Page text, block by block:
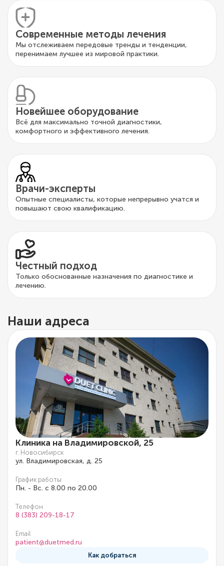
Современные методы лечения
Мы отслеживаем передовые тренды и тенденции,
перенимаем лучшее из мировой практики.
Новейшее оборудование
Всё для максимально точной диагностики,
комфортного и эффективного лечения.
Врачи-эксперты
Опытные специалисты, которые непрерывно учатся и
повышают свою квалификацию.
Честный подход
Только обоснованные назначения по диагностике и
лечению.
Наши адреса
Клиника на Владимировской, 25
г. Новосибирск
ул. Владимировская, д. 25
График работы
Пн. - Вс. с 8.00 по 20.00
Телефон
8 (383) 209-18-17
Email
patient@duetmed.ru
Как добраться